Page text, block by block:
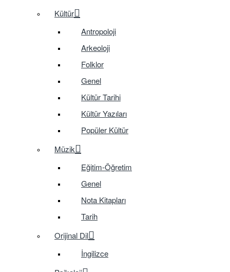
Kültür
Antropoloji
Arkeoloji
Folklor
Genel
Kültür Tarihi
Kültür Yazıları
Popüler Kültür
Müzik
Eğitim-Öğretim
Genel
Nota Kitapları
Tarih
Orijinal Dil
İngilizce